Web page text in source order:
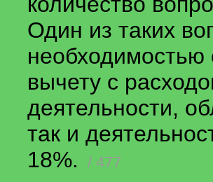
Один из таких
вычету с
деятельности,
так и
18%.
/ 477